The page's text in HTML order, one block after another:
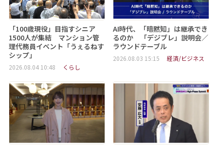
「100歳現役」目指すシニア
1500人が集結 マンション管
理代務員イベント「うぇるねす
シップ」
2026.08.04 10:48 くらし
AI時代、「暗黙知」は継承でき
るのか 「デジブレ」説明会／
ラウンドテーブル
2026.08.03 15:15 経済/ビジネス